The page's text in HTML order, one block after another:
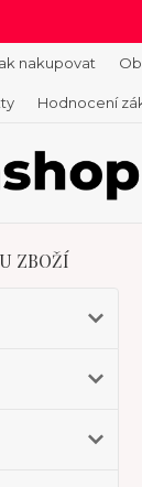
nakupovat
Hodnocení
ZBOŽÍ